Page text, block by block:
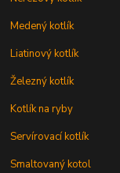
Medený kotlík
Liatinový kotlík
Železný kotlík
Kotlík na ryby
Servírovací kotlík
Smaltovaný kotol